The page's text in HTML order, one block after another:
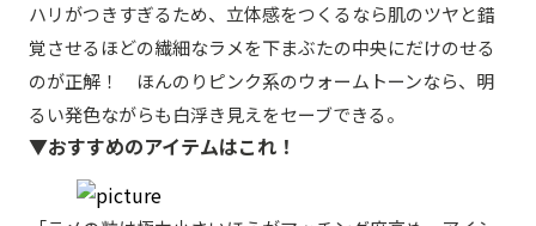
ハリがつきすぎるため、立体感をつくるなら肌のツヤと錯
覚させるほどの繊細なラメを下まぶたの中央にだけのせる
のが正解！ ほんのりピンク系のウォームトーンなら、明
るい発色ながらも白浮き見えをセーブできる。
▼おすすめのアイテムはこれ！